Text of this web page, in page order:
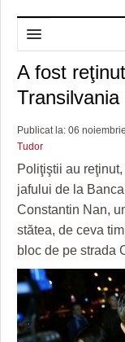
HOME
DESPRE NOI
REDACȚIA
POLITICA DE
POLITICA DE
ADMINISTRAȚIE
PRIMĂRIA
CONSILIUL
PREFECTURA
POLITICĂ
POLITICA
SPORT
FOTBAL
ALTE
DOSARELE
ETICA
JURNAL DE
ZÂMBETE
TIMP LIBER ȘI
TIMP LIBER
CULTURA
ECONOMIC
AFACERI
SĂNĂTATE
MAI MULTE
A fost
Transilvania
Publicat la: 06
Tudor
Poliţiştii au
jafului de la
Constantin Nan,
stătea, de ceva
bloc de pe strada